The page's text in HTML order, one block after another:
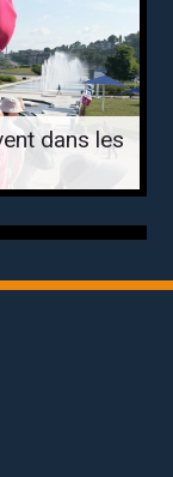
dans les